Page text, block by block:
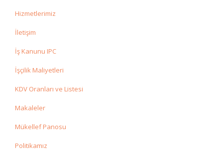
Hizmetlerimiz
İletişim
İş Kanunu IPC
İşçilik Maliyetleri
KDV Oranları ve Listesi
Makaleler
Mükellef Panosu
Politikamız